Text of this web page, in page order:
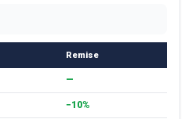
Remise
—
−10%